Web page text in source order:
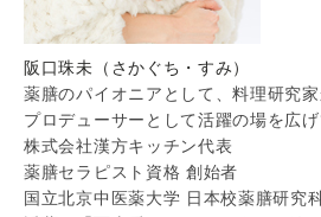
阪口珠未（さかぐち・すみ）
薬膳のパイオニアとして、料理研究
プロデューサーとして活躍の場を広げ
株式会社漢方キッチン代表
薬膳セラピスト資格 創始者
国立北京中医薬大学 日本校薬膳研究